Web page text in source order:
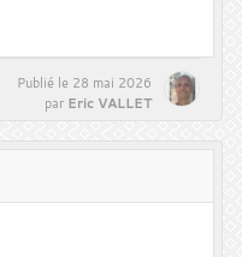
Publié le 28 mai 2026
par Eric VALLET